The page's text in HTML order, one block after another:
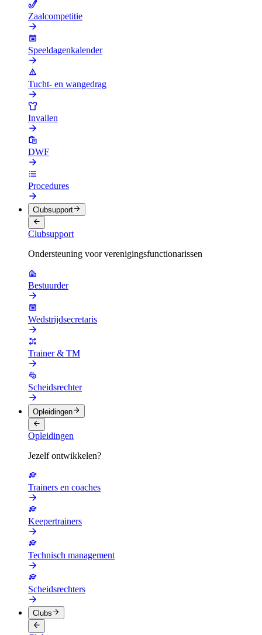
Zaalcompetitie
Speeldagenkalender
Tucht- en wangedrag
Invallen
DWF
Procedures
Clubsupport
Clubsupport
Ondersteuning voor verenigingsfunctionarissen
Bestuurder
Wedstrijdsecretaris
Trainer & TM
Scheidsrechter
Opleidingen
Opleidingen
Jezelf ontwikkelen?
Trainers en coaches
Keepertrainers
Technisch management
Scheidsrechters
Clubs